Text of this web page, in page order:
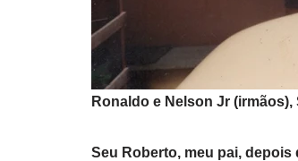
Ronaldo e Nelson Jr
Seu Roberto, meu pai,